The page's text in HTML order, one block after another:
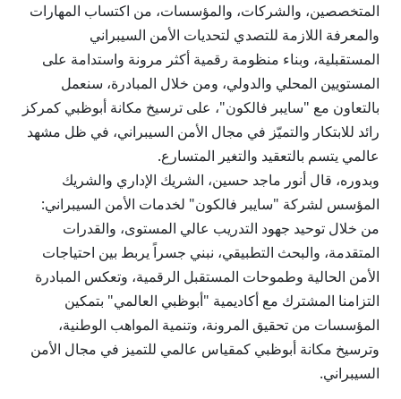
المتخصصين، والشركات، والمؤسسات، من اكتساب المهارات
والمعرفة اللازمة للتصدي لتحديات الأمن السيبراني
المستقبلية، وبناء منظومة رقمية أكثر مرونة واستدامة على
المستويين المحلي والدولي، ومن خلال المبادرة، سنعمل
بالتعاون مع "سايبر فالكون"، على ترسيخ مكانة أبوظبي كمركز
رائد للابتكار والتميّز في مجال الأمن السيبراني، في ظل مشهد
عالمي يتسم بالتعقيد والتغير المتسارع.
وبدوره، قال أنور ماجد حسين، الشريك الإداري والشريك
المؤسس لشركة "سايبر فالكون" لخدمات الأمن السيبراني:
من خلال توحيد جهود التدريب عالي المستوى، والقدرات
المتقدمة، والبحث التطبيقي، نبني جسراً يربط بين احتياجات
الأمن الحالية وطموحات المستقبل الرقمية، وتعكس المبادرة
التزامنا المشترك مع أكاديمية "أبوظبي العالمي" بتمكين
المؤسسات من تحقيق المرونة، وتنمية المواهب الوطنية،
وترسيخ مكانة أبوظبي كمقياس عالمي للتميز في مجال الأمن
السيبراني.